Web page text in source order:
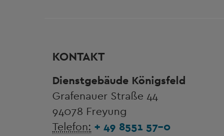
KONTAKT
Dienstgebäude Königsfeld
Grafenauer Straße 44
94078 Freyung
Telefon: + 49 8551 57-0